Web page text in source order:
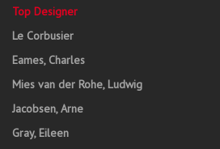
Top Designer
Le Corbusier
Eames, Charles
Mies van der Rohe, Ludwig
Jacobsen, Arne
Gray, Eileen